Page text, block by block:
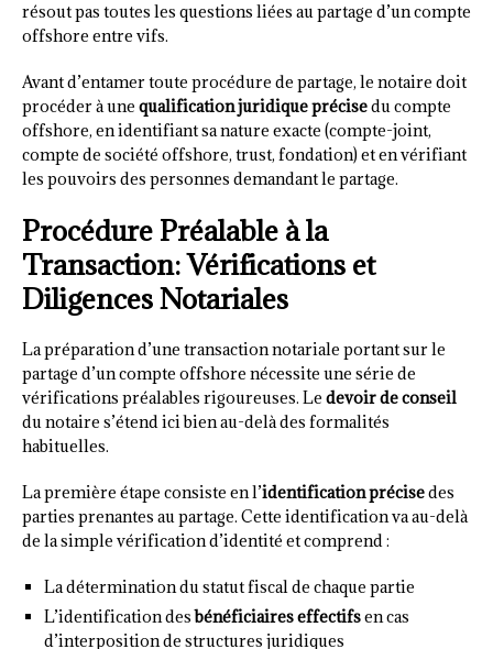
résout pas toutes les questions liées au partage d’un compte
offshore entre vifs.
Avant d’entamer toute procédure de partage, le notaire doit
procéder à une qualification juridique précisedu compte
offshore, en identifiant sa nature exacte (compte-joint,
compte de société offshore, trust, fondation) et en vérifiant
les pouvoirs des personnes demandant le partage.
Procédure Préalable à la
Transaction: Vérifications et
Diligences Notariales
La préparation d’une transaction notariale portant sur le
partage d’un compte offshore nécessite une série de
vérifications préalables rigoureuses. Le devoir de conseil
du notaire s’étend ici bien au-delà des formalités
habituelles.
La première étape consiste en l’identification précisedes
parties prenantes au partage. Cette identification va au-delà
de la simple vérification d’identité et comprend :
La détermination du statut fiscal de chaque partie
L’identification desbénéficiaires effectifsen cas
d’interposition de structures juridiques